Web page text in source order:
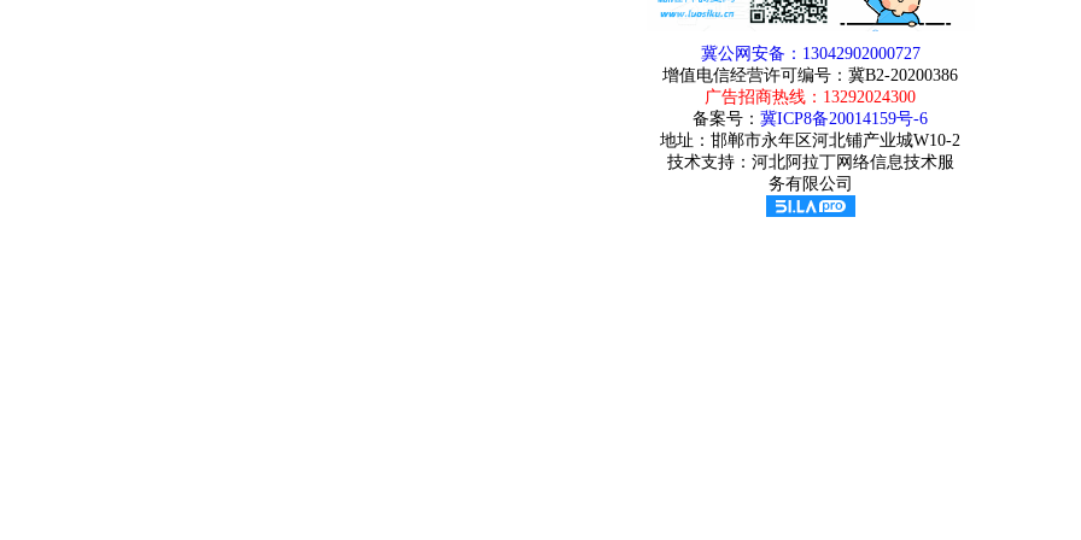
冀公网安备：13042902000727
增值电信经营许可编号：冀B2-20200386
广告招商热线： 13292024300
备案号：冀ICP8备20014159号-6
地址：邯郸市永年区河北铺产业城W10-2
技术支持：河北阿拉丁网络信息技术服
务有限公司